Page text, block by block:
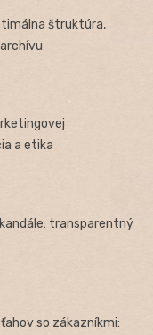
štruktúra,
a etika
transparentný
so zákazníkmi: